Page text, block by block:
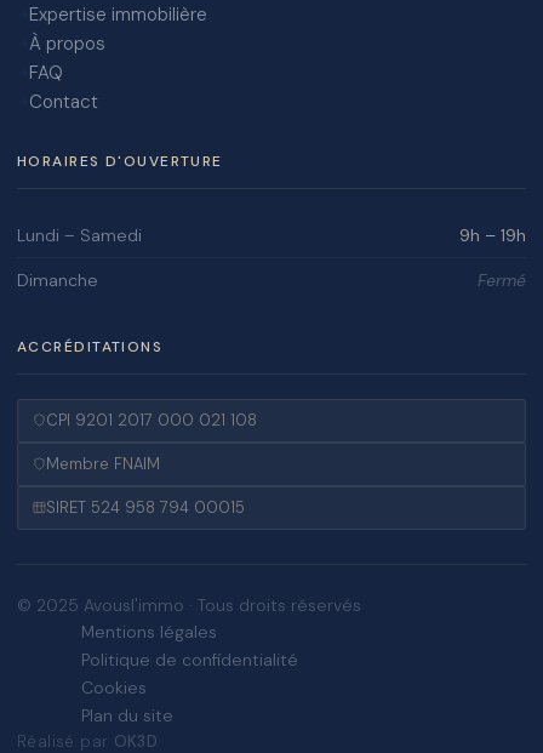
Expertise immobilière
À propos
FAQ
Contact
HORAIRES D'OUVERTURE
Lundi – Samedi 9h – 19h
Dimanche Fermé
ACCRÉDITATIONS
CPI 9201 2017 000 021 108
Membre FNAIM
SIRET 524 958 794 00015
© 2025 Avousl'immo · Tous droits réservés
Mentions légales
Politique de confidentialité
Cookies
Plan du site
Réalisé par OK3D